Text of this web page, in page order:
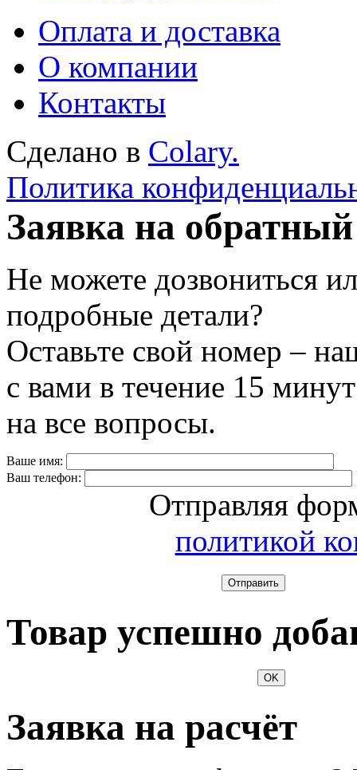
Оплата и доставка
О компании
Контакты
Сделано в Colary.
Политика
Заявка на
Не можете дозвониться
подробные детали?
Оставьте свой номер –
с вами в течение 15
на все вопросы.
Ваше имя:
Ваш телефон:
Отправляя
политикой
Отправить
Товар успешно
OK
Заявка на расчёт